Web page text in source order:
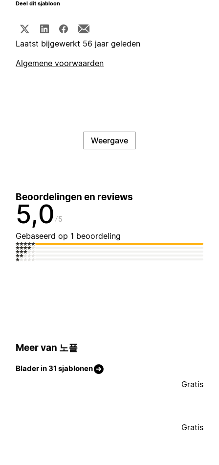
Deel dit sjabloon
Laatst bijgewerkt 56 jaar geleden
Algemene voorwaarden
Weergave
Beoordelingen en reviews
5,0 5
Gebaseerd op 1 beoordeling
Meer van 노플
Blader in 31 sjablonen
Gratis
Gratis